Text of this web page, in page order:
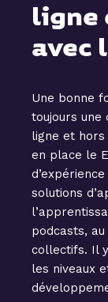
ligne
avec
Une bonne
toujours une
ligne et hors
en place le
solutions
podcasts,
collectifs. Il
les niveaux